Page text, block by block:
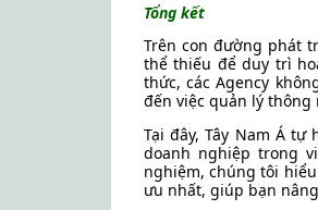
Tổng kết
Trên con đường phát
thể thiếu để duy trì
thức, các Agency
đến việc quản lý
Tại đây, Tây Nam Á
doanh nghiệp trong
nghiệm, chúng tôi
ưu nhất, giúp bạn